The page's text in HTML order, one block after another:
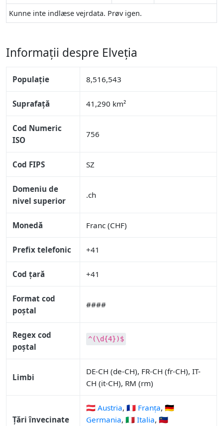
Kunne inte indlæse vejrdata. Prøv igen.
Informații despre Elveția
Populație 8,516,543
Suprafață 41,290 km²
Cod Numeric
ISO
756
Cod FIPS SZ
Domeniu de
nivel superior
.ch
Monedă Franc (CHF)
Prefix telefonic +41
Cod țară +41
Format cod
poștal
####
Regex cod
poștal
^(\d{4})$
Limbi
DE-CH (de-CH), FR-CH (fr-CH), IT-
CH (it-CH), RM (rm)
Țări învecinate
🇦🇹 Austria, 🇫🇷 Franța, 🇩🇪
Germania, 🇮🇹 Italia, 🇱🇮